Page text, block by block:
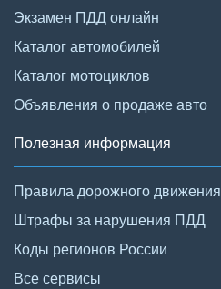
Экзамен ПДД онлайн
Каталог автомобилей
Каталог мотоциклов
Объявления о продаже авто
Полезная информация
Правила дорожного движения
Штрафы за нарушения ПДД
Коды регионов России
Все сервисы